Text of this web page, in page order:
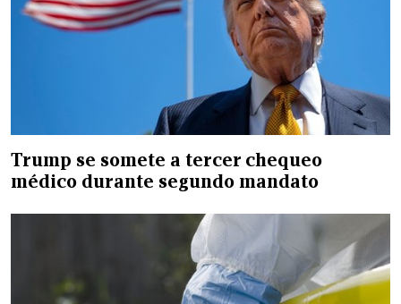
Trump se somete a tercer chequeo
médico durante segundo mandato